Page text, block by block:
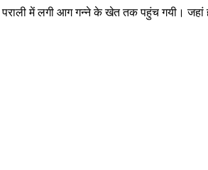
में लगी आग गन्ने के खेत तक पहुंच गयी।